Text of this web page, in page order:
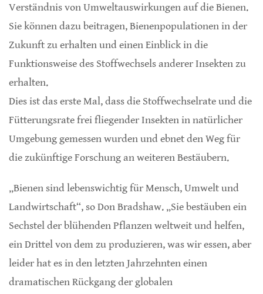
Verständnis von Umweltauswirkungen auf die Bienen.
Sie können dazu beitragen, Bienenpopulationen in der
Zukunft zu erhalten und einen Einblick in die
Funktionsweise des Stoffwechsels anderer Insekten zu
erhalten.
Dies ist das erste Mal, dass die Stoffwechselrate und die
Fütterungsrate frei fliegender Insekten in natürlicher
Umgebung gemessen wurden und ebnet den Weg für
die zukünftige Forschung an weiteren Bestäubern.
„Bienen sind lebenswichtig für Mensch, Umwelt und
Landwirtschaft“, so Don Bradshaw. „Sie bestäuben ein
Sechstel der blühenden Pflanzen weltweit und helfen,
ein Drittel von dem zu produzieren, was wir essen, aber
leider hat es in den letzten Jahrzehnten einen
dramatischen Rückgang der globalen